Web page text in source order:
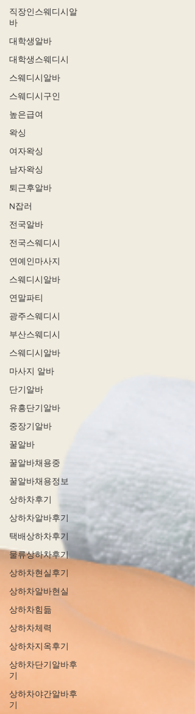
직장인스웨디시알
바
대학생알바
대학생스웨디시
스웨디시알바
스웨디시구인
높은급여
왁싱
여자왁싱
남자왁싱
퇴근후알바
N잡러
전국알바
전국스웨디시
연예인마사지
스웨디시알바
연말파티
광주스웨디시
부산스웨디시
스웨디시알바
마사지 알바
단기알바
유흥단기알바
중장기알바
꿀알바
꿀알바채용중
꿀알바채용정보
상하차후기
상하차알바후기
택배상하차후기
물류상하차후기
상하차현실후기
상하차알바현실
상하차힘듦
상하차체력
상하차지옥후기
상하차단기알바후
기
상하차야간알바후
기